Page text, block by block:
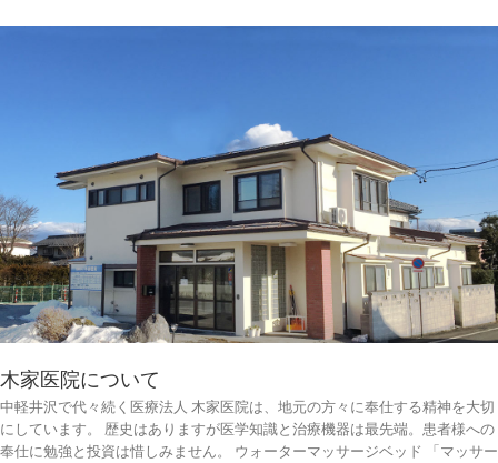
木家医院について
中軽井沢で代々続く医療法人 木家医院は、地元の方々に奉仕する精神を大切
にしています。 歴史はありますが医学知識と治療機器は最先端。患者様への
奉仕に勉強と投資は惜しみません。 ウォーターマッサージベッド 「マッサー